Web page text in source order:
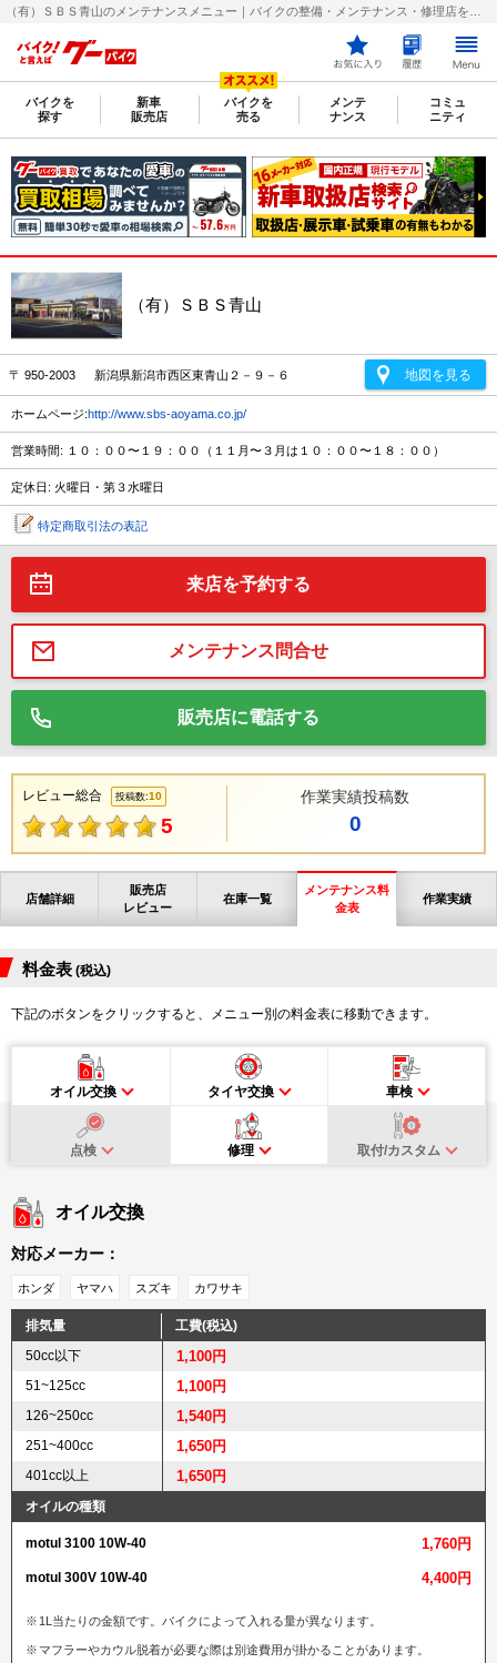
バイクを
探す
新車
販売店
バイクを
売る
メンテ
ナンス
コミュ
ニティ
（有）ＳＢＳ青山
〒 950-2003 新潟県新潟市西区東青山２－９－６ 地図を見る
ホームページ:http://www.sbs-aoyama.co.jp/
営業時間: １０：００〜１９：００（１１月〜３月は１０：００〜１８：００）
定休日: 火曜日・第３水曜日
特定商取引法の表記
来店を予約する
メンテナンス問合せ
販売店に電話する
レビュー総合 投稿数:10
5
作業実績投稿数
0
店舗詳細
販売店
レビュー
在庫一覧
メンテナンス料
金表
作業実績
料金表 (税込)
下記のボタンをクリックすると、メニュー別の料金表に移動できます。
オイル交換 タイヤ交換 車検
点検 修理 取付/カスタム
オイル交換
対応メーカー：
ホンダ ヤマハ スズキ カワサキ
排気量
工費(税込)
50cc以下
1,100円
51~125cc 1,100円
126~250cc 1,540円
251~400cc 1,650円
401cc以上 1,650円
オイルの種類
motul 3100 10W-40 1,760円
motul 300V 10W-40 4,400円
1L当たりの金額です。バイクによって入れる量が異なります。
マフラーやカウル脱着が必要な際は別途費用が掛かることがあります。